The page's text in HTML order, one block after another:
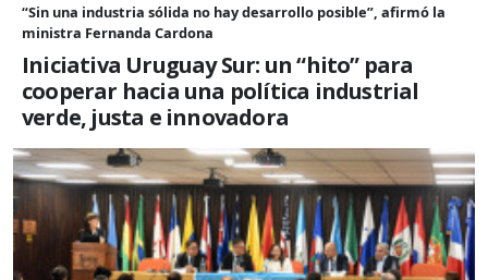
“Sin una industria sólida no hay desarrollo posible”, afirmó la
ministra Fernanda Cardona
Iniciativa Uruguay Sur: un “hito” para
cooperar hacia una política industrial
verde, justa e innovadora